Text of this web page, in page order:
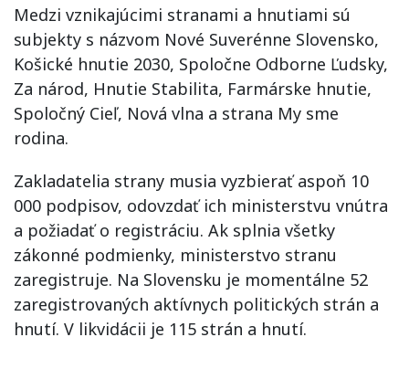
Medzi vznikajúcimi stranami a hnutiami sú
subjekty s názvom Nové Suverénne Slovensko,
Košické hnutie 2030, Spoločne Odborne Ľudsky,
Za národ, Hnutie Stabilita, Farmárske hnutie,
Spoločný Cieľ, Nová vlna a strana My sme
rodina.
Zakladatelia strany musia vyzbierať aspoň 10
000 podpisov, odovzdať ich ministerstvu vnútra
a požiadať o registráciu. Ak splnia všetky
zákonné podmienky, ministerstvo stranu
zaregistruje. Na Slovensku je momentálne 52
zaregistrovaných aktívnych politických strán a
hnutí. V likvidácii je 115 strán a hnutí.